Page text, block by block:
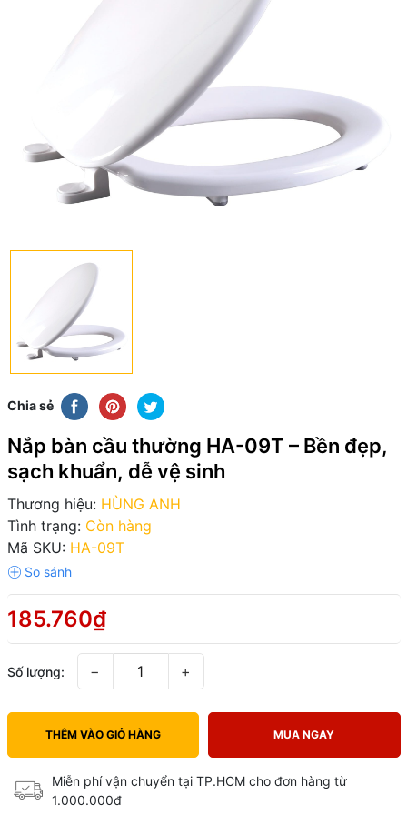
Chia sẻ
Nắp bàn cầu thường HA-09T – Bền đẹp,
sạch khuẩn, dễ vệ sinh
Thương hiệu: HÙNG ANH
Tình trạng: Còn hàng
Mã SKU: HA-09T
185.760₫
Số lượng: − +
THÊM VÀO GIỎ HÀNG MUA NGAY
Miễn phí vận chuyển tại TP.HCM cho đơn hàng từ
1.000.000đ